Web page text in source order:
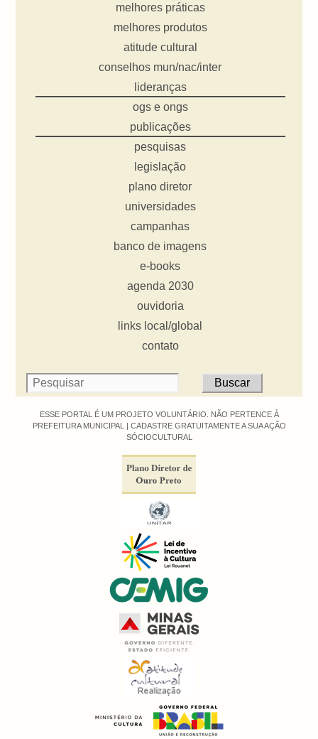
melhores práticas
melhores produtos
atitude cultural
conselhos mun/nac/inter
lideranças
ogs e ongs
publicações
pesquisas
legislação
plano diretor
universidades
campanhas
banco de imagens
e-books
agenda 2030
ouvidoria
links local/global
contato
ESSE PORTAL É UM PROJETO VOLUNTÁRIO. NÃO PERTENCE À
PREFEITURA MUNICIPAL | CADASTRE GRATUITAMENTE A SUA AÇÃO
SÓCIOCULTURAL